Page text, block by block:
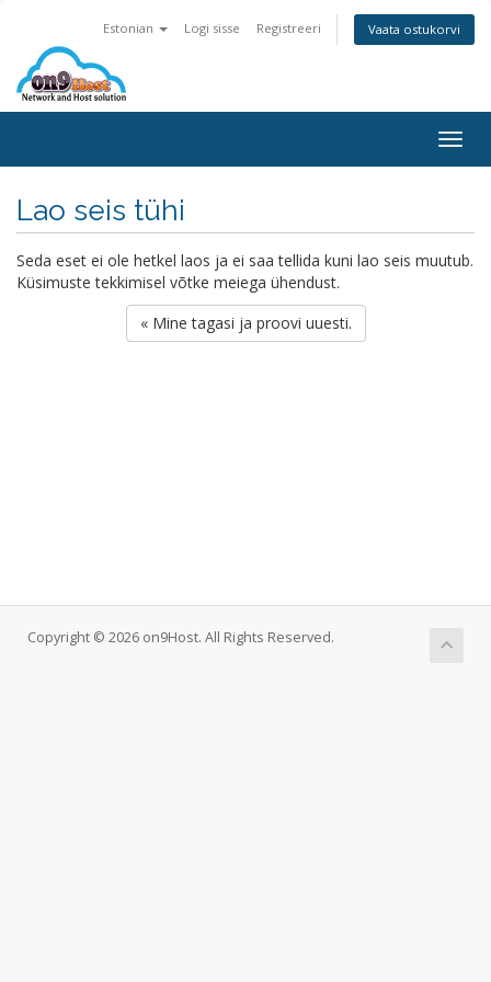
Estonian Logi sisse Registreeri Vaata ostukorvi
Lao seis tühi
Seda eset ei ole hetkel laos ja ei saa tellida kuni lao seis muutub.
Küsimuste tekkimisel võtke meiega ühendust.
« Mine tagasi ja proovi uuesti.
Copyright © 2026 on9Host. All Rights Reserved.